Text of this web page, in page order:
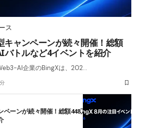
ス
キャンペーンが続々開催！総額
バトルなど4イベントを紹介
AI企業のBingXは、202…
ペーンが続々開催！総額448万USDT超のAIバ